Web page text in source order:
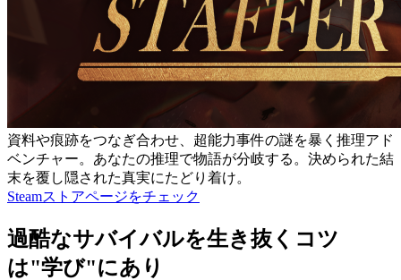
資料や痕跡をつなぎ合わせ、超能力事件の謎を暴く推理アド
ベンチャー。あなたの推理で物語が分岐する。決められた結
末を覆し隠された真実にたどり着け。
Steamストアページをチェック
過酷なサバイバルを生き抜くコツ
は"学び"にあり